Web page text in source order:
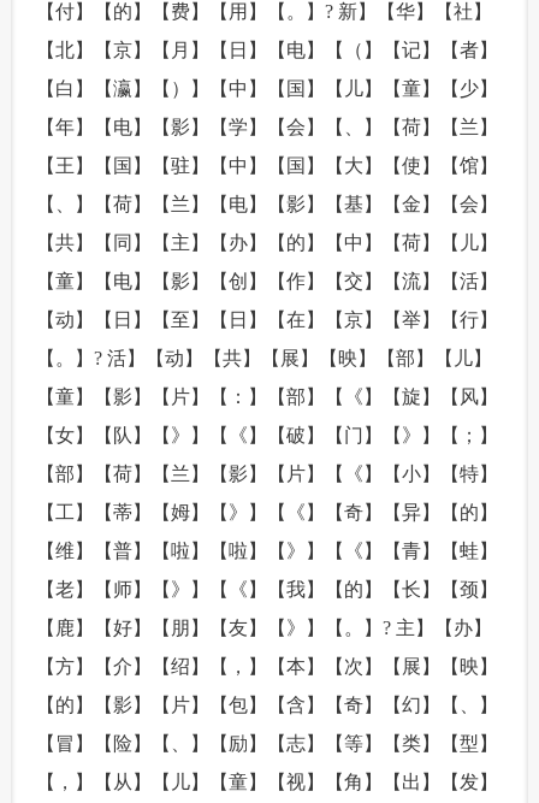
【付】【的】【费】【用】【。】? 新】【华】【社】
【北】【京】【月】【日】【电】【（】【记】【者】
【白】【瀛】【）】【中】【国】【儿】【童】【少】
【年】【电】【影】【学】【会】【、】【荷】【兰】
【王】【国】【驻】【中】【国】【大】【使】【馆】
【、】【荷】【兰】【电】【影】【基】【金】【会】
【共】【同】【主】【办】【的】【中】【荷】【儿】
【童】【电】【影】【创】【作】【交】【流】【活】
【动】【日】【至】【日】【在】【京】【举】【行】
【。】? 活】【动】【共】【展】【映】【部】【儿】
【童】【影】【片】【：】【部】【《】【旋】【风】
【女】【队】【》】【《】【破】【门】【》】【；】
【部】【荷】【兰】【影】【片】【《】【小】【特】
【工】【蒂】【姆】【》】【《】【奇】【异】【的】
【维】【普】【啦】【啦】【》】【《】【青】【蛙】
【老】【师】【》】【《】【我】【的】【长】【颈】
【鹿】【好】【朋】【友】【》】【。】? 主】【办】
【方】【介】【绍】【，】【本】【次】【展】【映】
【的】【影】【片】【包】【含】【奇】【幻】【、】
【冒】【险】【、】【励】【志】【等】【类】【型】
【，】【从】【儿】【童】【视】【角】【出】【发】